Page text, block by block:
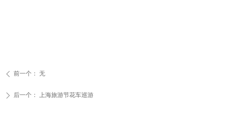
ꄴ 前一个： 无
ꄲ 后一个： 上海旅游节花车巡游